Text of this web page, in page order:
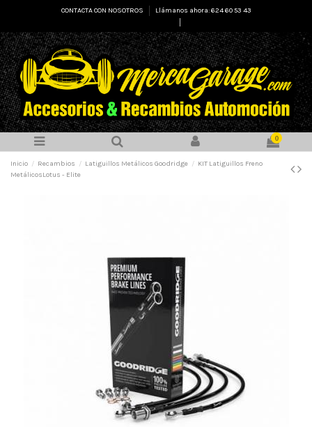
CONTACTA CON NOSOTROS
Llámanos ahora: 624 60 53 43
0
Inicio Recambios Latiguillos Metálicos Goodridge
KIT Latiguillos Freno
MetálicosLotus - Elite